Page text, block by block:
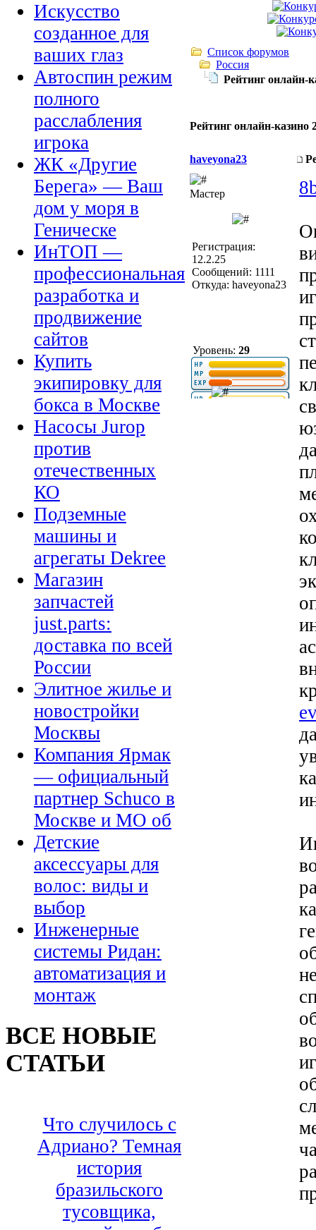
Искусство
созданное для
ваших глаз
Автоспин режим
полного
расслабления
игрока
ЖК «Другие
Берега» — Ваш
дом у моря в
Геническе
ИнТОП —
профессиональная
разработка и
продвижение
сайтов
Купить
экипировку для
бокса в Москве
Насосы Jurop
против
отечественных
КО
Подземные
машины и
агрегаты Dekree
Магазин
запчастей
just.parts:
доставка по всей
России
Элитное жилье и
новостройки
Москвы
Компания Ярмак
— официальный
партнер Schuco в
Москве и МО об
Детские
аксессуары для
волос: виды и
выбор
Инженерные
системы Ридан:
автоматизация и
монтаж
ВСЕ НОВЫЕ
СТАТЬИ
Что случилось с
Адриано? Темная
история
бразильского
тусовщика,
Список форумов
Россия
Рейтинг онлайн-
Рейтинг онлайн-казино
haveyona23
Мастер
Регистрация:
12.2.25
Сообщений: 1111
Откуда: haveyona23
Уровень: 29